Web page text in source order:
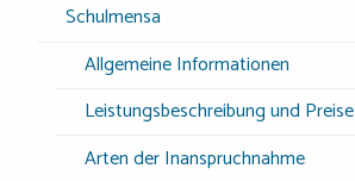
Schulmensa
Allgemeine Informationen
Leistungsbeschreibung und Preise
Arten der Inanspruchnahme